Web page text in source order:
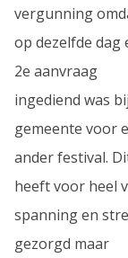
vergunning
op dezelfde dag
2e aanvraag
ingediend was
gemeente voor
ander festival.
heeft voor heel
spanning en
gezorgd maar